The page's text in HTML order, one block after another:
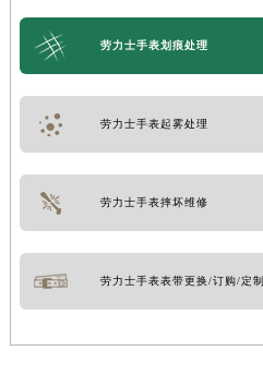
劳力士手表划痕处理
劳力士手表起雾处理
劳力士手表摔坏维修
劳力士手表表带更换/订购/定制